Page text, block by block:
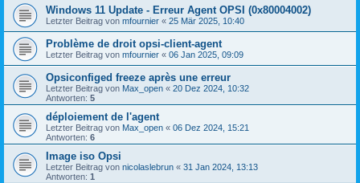
Windows 11 Update - Erreur Agent OPSI (0x80004002)
Letzter Beitrag von mfournier « 25 Mär 2025, 10:40
Problème de droit opsi-client-agent
Letzter Beitrag von mfournier « 06 Jan 2025, 09:09
Opsiconfiged freeze après une erreur
Letzter Beitrag von Max_open « 20 Dez 2024, 10:32
Antworten: 5
déploiement de l'agent
Letzter Beitrag von Max_open « 06 Dez 2024, 15:21
Antworten: 6
Image iso Opsi
Letzter Beitrag von nicolaslebrun « 31 Jan 2024, 13:13
Antworten: 1